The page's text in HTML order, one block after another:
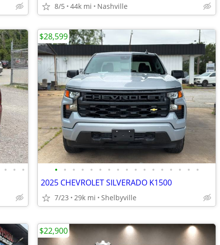
8/5 44k mi Nashville
• • • • • • • • • • • • • • • • • • • •
2025 CHEVROLET SILVERADO K1500
7/23 29k mi Shelbyville
$28,599
$22,900